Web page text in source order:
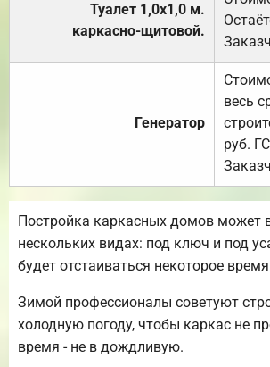
Туалет 1,0х1,0 м.
каркасно-щитовой.
Генератор
весь
руб.
Постройка каркасных домов может
нескольких видах: под ключ и под
будет отстаиваться некоторое
Зимой профессионалы советуют
холодную погоду, чтобы каркас не
время - не в дождливую.